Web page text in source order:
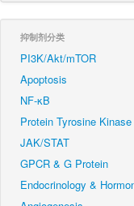
抑制剂分类
PI3K/Akt/mTOR
Apoptosis
NF-κB
Protein Tyrosine Kinase
JAK/STAT
GPCR & G Protein
Endocrinology &